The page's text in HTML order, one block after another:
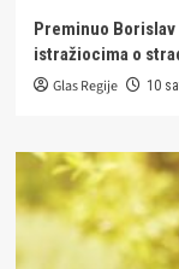
Preminuo
istražiocima o
Glas Regije 10